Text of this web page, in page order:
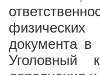
документа в
Уголовный